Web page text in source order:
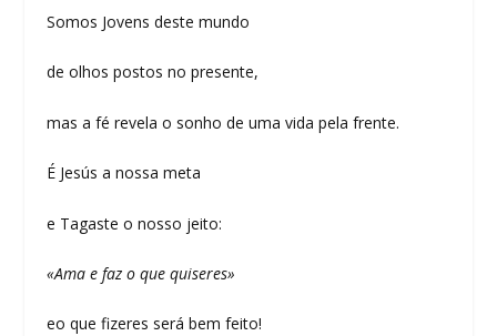
Somos Jovens deste mundo
de olhos postos no presente,
mas a fé revela o sonho de uma vida pela frente.
É Jesús a nossa meta
e Tagaste o nosso jeito:
«Ama e faz o que quiseres»
eo que fizeres será bem feito!